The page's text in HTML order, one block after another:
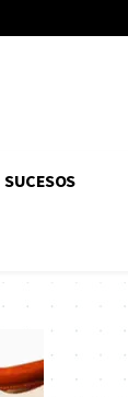
SUCESOS